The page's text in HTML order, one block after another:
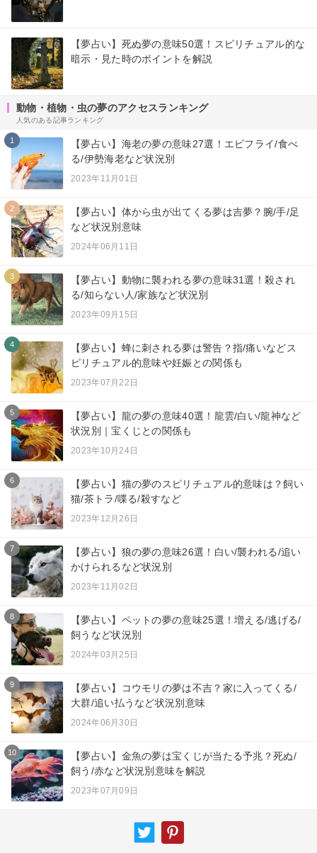
【夢占い】死ぬ夢の意味50選！スピリチュアル的な
暗示・見た時のポイントを解説
動物・植物・虫の夢のアクセスランキング
人気のある記事ランキング
1
【夢占い】海老の夢の意味27選！エビフライ/食べ
る/伊勢海老など状況別
2023年11月01日
2
【夢占い】体から虫が出てくる夢は吉夢？腕/手/足
など状況別意味
2024年06月11日
3
【夢占い】動物に襲われる夢の意味31選！殺され
る/知らない人/家族など状況別
2023年09月15日
4
【夢占い】蜂に刺される夢は警告？指/痛いなどス
ピリチュアル的意味や妊娠との関係も
2023年07月22日
5
【夢占い】龍の夢の意味40選！龍雲/白い/龍神など
状況別｜宝くじとの関係も
2023年10月24日
6
【夢占い】猫の夢のスピリチュアル的意味は？飼い
猫/茶トラ/喋る/殺すなど
2023年12月26日
7
【夢占い】狼の夢の意味26選！白い/襲われる/追い
かけられるなど状況別
2023年11月02日
8
【夢占い】ペットの夢の意味25選！増える/逃げる/
飼うなど状況別
2024年03月25日
9
【夢占い】コウモリの夢は不吉？家に入ってくる/
大群/追い払うなど状況別意味
2024年06月30日
10
【夢占い】金魚の夢は宝くじが当たる予兆？死ぬ/
飼う/赤など状況別意味を解説
2023年07月09日